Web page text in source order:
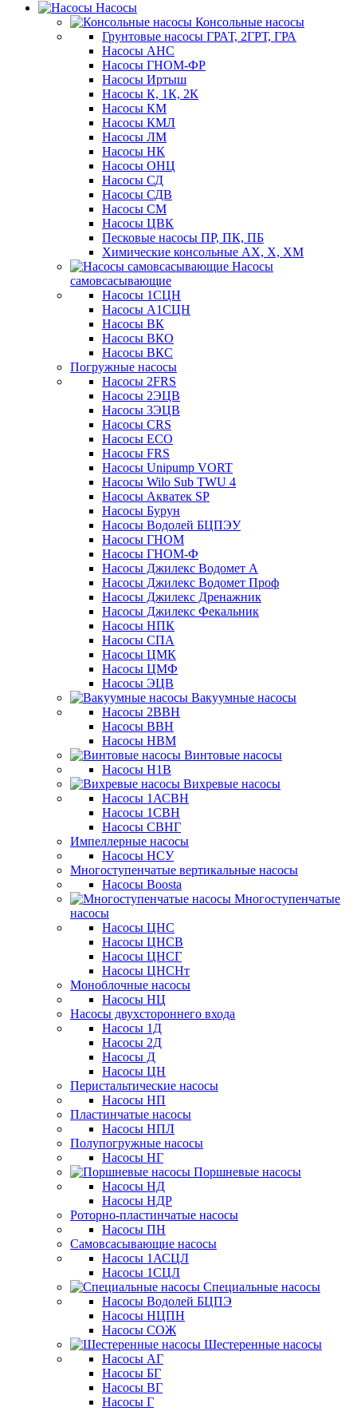
Насосы
Консольные насосы
Грунтовые насосы ГРАТ, 2ГРТ, ГРА
Насосы АНС
Насосы ГНОМ-ФР
Насосы Иртыш
Насосы К, 1К, 2К
Насосы КМ
Насосы КМЛ
Насосы ЛМ
Насосы НК
Насосы ОНЦ
Насосы СД
Насосы СДВ
Насосы СМ
Насосы ЦВК
Песковые насосы ПР, ПК, ПБ
Химические консольные АХ, Х, ХМ
Насосы
самовсасывающие
Насосы 1СЦН
Насосы А1СЦН
Насосы ВК
Насосы ВКО
Насосы ВКС
Погружные насосы
Насосы 2FRS
Насосы 2ЭЦВ
Насосы 3ЭЦВ
Насосы CRS
Насосы ECO
Насосы FRS
Насосы Unipump VORT
Насосы Wilo Sub TWU 4
Насосы Акватек SP
Насосы Бурун
Насосы Водолей БЦПЭУ
Насосы ГНОМ
Насосы ГНОМ-Ф
Насосы Джилекс Водомет А
Насосы Джилекс Водомет Проф
Насосы Джилекс Дренажник
Насосы Джилекс Фекальник
Насосы НПК
Насосы СПА
Насосы ЦМК
Насосы ЦМФ
Насосы ЭЦВ
Вакуумные насосы
Насосы 2ВВН
Насосы ВВН
Насосы НВМ
Винтовые насосы
Насосы Н1В
Вихревые насосы
Насосы 1АСВН
Насосы 1СВН
Насосы СВНГ
Импеллерные насосы
Насосы НСУ
Многоступенчатые вертикальные насосы
Насосы Boosta
Многоступенчатые
насосы
Насосы ЦНС
Насосы ЦНСВ
Насосы ЦНСГ
Насосы ЦНСНт
Моноблочные насосы
Насосы НЦ
Насосы двухстороннего входа
Насосы 1Д
Насосы 2Д
Насосы Д
Насосы ЦН
Перистальтические насосы
Насосы НП
Пластинчатые насосы
Насосы НПЛ
Полупогружные насосы
Насосы НГ
Поршневые насосы
Насосы НД
Насосы НДР
Роторно-пластинчатые насосы
Насосы ПН
Самовсасывающие насосы
Насосы 1АСЦЛ
Насосы 1СЦЛ
Специальные насосы
Насосы Водолей БЦПЭ
Насосы НЦПН
Насосы СОЖ
Шестеренные насосы
Насосы АГ
Насосы БГ
Насосы ВГ
Насосы Г